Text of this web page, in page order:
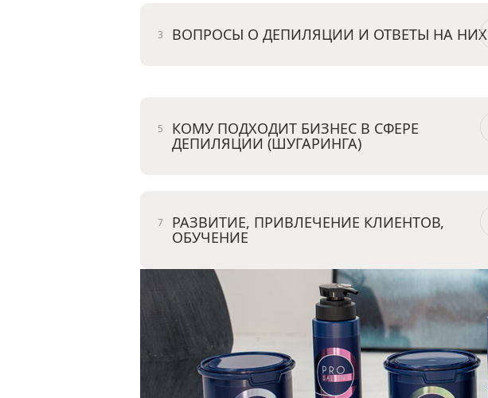
ВОПРОСЫ О ДЕПИЛЯЦИИ И ОТВЕТЫ НА НИХ
КОМУ ПОДХОДИТ БИЗНЕС В СФЕРЕ
ДЕПИЛЯЦИИ (ШУГАРИНГА)
РАЗВИТИЕ, ПРИВЛЕЧЕНИЕ КЛИЕНТОВ,
ОБУЧЕНИЕ